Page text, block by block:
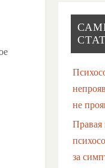
не
Правая
за